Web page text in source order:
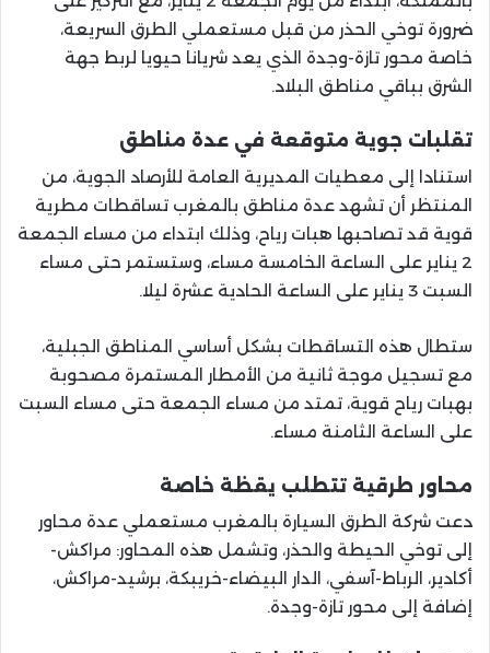
ضرورة توخي الحذر من قبل مستعملي الطرق السريعة،
خاصة محور تازة-وجدة الذي يعد شريانا حيويا لربط جهة
الشرق بباقي مناطق البلاد.
تقلبات جوية متوقعة في عدة مناطق
استنادا إلى معطيات المديرية العامة للأرصاد الجوية، من
المنتظر أن تشهد عدة مناطق بالمغرب تساقطات مطرية
قوية قد تصاحبها هبات رياح، وذلك ابتداء من مساء الجمعة
2 يناير على الساعة الخامسة مساء، وستستمر حتى مساء
السبت 3 يناير على الساعة الحادية عشرة ليلا.
ستطال هذه التساقطات بشكل أساسي المناطق الجبلية،
مع تسجيل موجة ثانية من الأمطار المستمرة مصحوبة
بهبات رياح قوية، تمتد من مساء الجمعة حتى مساء السبت
على الساعة الثامنة مساء.
محاور طرقية تتطلب يقظة خاصة
دعت شركة الطرق السيارة بالمغرب مستعملي عدة محاور
إلى توخي الحيطة والحذر، وتشمل هذه المحاور: مراكش-
أكادير، الرباط-آسفي، الدار البيضاء-خريبكة، برشيد-مراكش،
إضافة إلى محور تازة-وجدة.